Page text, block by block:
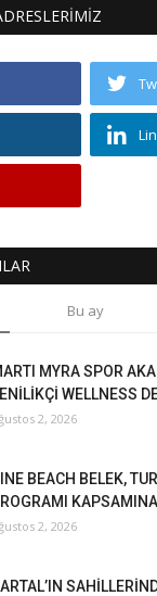
Bu ay
MYRA SPOR
WELLNESS
2, 2026
BEACH BELEK,
2, 2026